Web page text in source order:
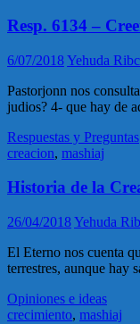
Resp. 6134 –
6/07/2018Yehuda
Pastorjonn nos
judios? 4- que hay de
Respuestas y Preguntas
creacion, mashiaj
Historia de la
26/04/2018Yehuda
El Eterno nos cuenta
terrestres, aunque hay
Opiniones e ideas
crecimiento, mashiaj